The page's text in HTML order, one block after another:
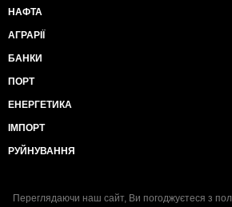
НАФТА
АГРАРІЇ
БАНКИ
ПОРТ
ЕНЕРГЕТИКА
ІМПОРТ
РУЙНУВАННЯ
Переглядаючи наш сайт, Ви погоджуєтеся з